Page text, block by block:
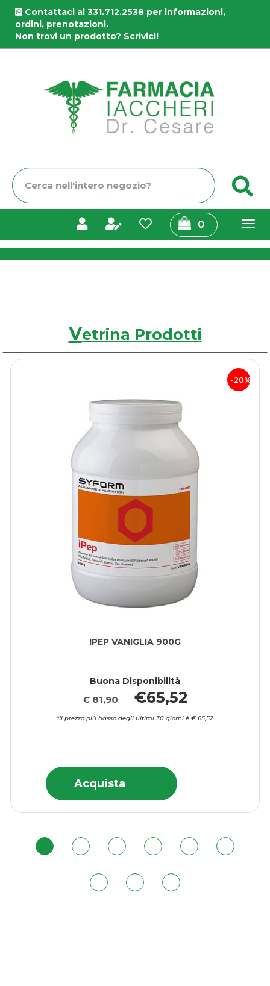
Passa
contenuto
principale
Contattaci al 331.712.2538 per informazioni,
ordini, prenotazioni.
Non trovi un prodotto? Scrivici!
Cerca
Prodotto
0prodotti
inseriti
Vetrina Prodotti
IPEP VANIGLIA 900G
Buona Disponibilità
€65,52
prezzo più basso degli ultimi 30 giorni è € 65,52
Acquista
Acquista IPEP
VANIGLIA
carrello
Acquista IPEP
VANIGLIA
Informazioni
su IPEP
VANIGLIA